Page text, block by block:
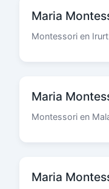
Maria
Montessori en
Maria
Montessori en
Maria